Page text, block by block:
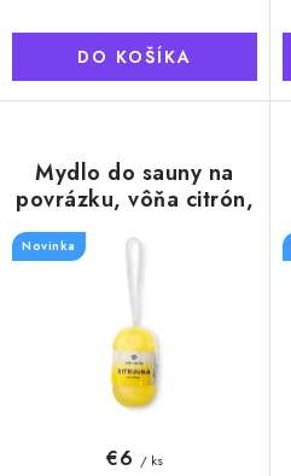
DO KOŠÍKA
Mydlo do sauny na
povrázku, vôňa citrón,
Novinka
€6 / ks